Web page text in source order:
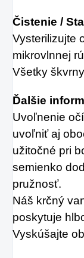
Čistenie /
Vysterilizujte
mikrovlnnej
Všetky
Ďalšie
Uvoľnenie
uvoľniť aj
užitočné pri
semienko
pružnosť.
Náš krčný
poskytuje
Vyskúšajte